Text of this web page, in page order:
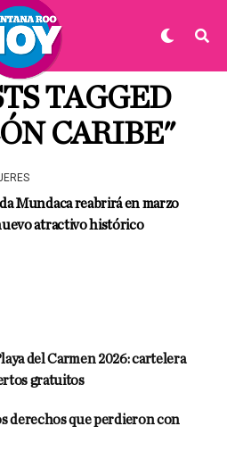
TAGGED
CARIBE"
Mundaca reabrirá en marzo
atractivo histórico
del Carmen 2026: cartelera
gratuitos
derechos que perdieron con